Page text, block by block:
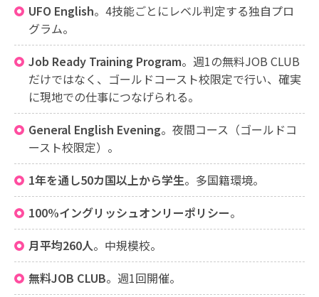
UFO English。4技能ごとにレベル判定する独自プロ
グラム。
Job Ready Training Program。週1の無料JOB CLUB
だけではなく、ゴールドコースト校限定で行い、確実
に現地での仕事につなげられる。
General English Evening。夜間コース（ゴールドコ
ースト校限定）。
1年を通し50カ国以上から学生。多国籍環境。
100%イングリッシュオンリーポリシー。
月平均260人。中規模校。
無料JOB CLUB。週1回開催。